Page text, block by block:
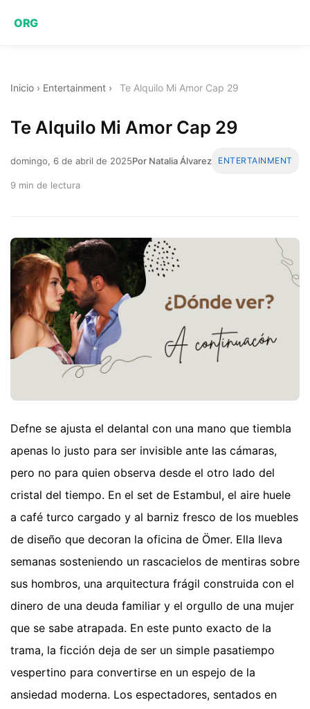
ORG
Inicio › Entertainment › Te Alquilo Mi Amor Cap 29
Te Alquilo Mi Amor Cap 29
domingo, 6 de abril de 2025Por Natalia Álvarez ENTERTAINMENT
9 min de lectura
Defne se ajusta el delantal con una mano que tiembla
apenas lo justo para ser invisible ante las cámaras,
pero no para quien observa desde el otro lado del
cristal del tiempo. En el set de Estambul, el aire huele
a café turco cargado y al barniz fresco de los muebles
de diseño que decoran la oficina de Ömer. Ella lleva
semanas sosteniendo un rascacielos de mentiras sobre
sus hombros, una arquitectura frágil construida con el
dinero de una deuda familiar y el orgullo de una mujer
que se sabe atrapada. En este punto exacto de la
trama, la ficción deja de ser un simple pasatiempo
vespertino para convertirse en un espejo de la
ansiedad moderna. Los espectadores, sentados en